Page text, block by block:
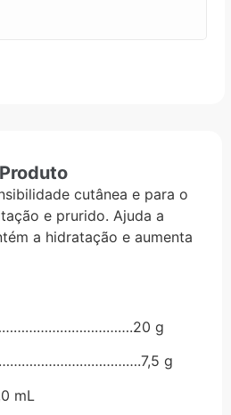
cutânea e para o
e prurido. Ajuda a
a hidratação e aumenta
g
g
mL